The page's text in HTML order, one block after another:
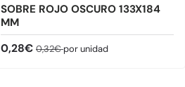
SOBRE ROJO OSCURO 133X184
MM
Precio de venta
0,28€ Precio normal
0,32€por unidad